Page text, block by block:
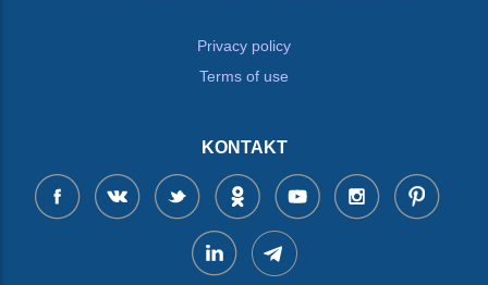
Privacy policy
Terms of use
KONTAKT